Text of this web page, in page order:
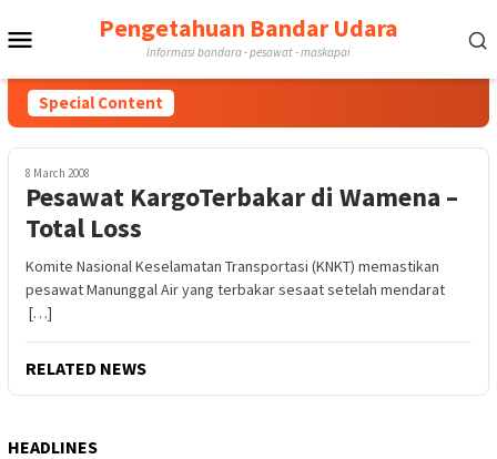
to
MobilePengetahuan Bandar Udara
Informasi bandara - pesawat - maskapai
Special Content
8 March 2008
Pesawat KargoTerbakar di Wamena –
Total Loss
Komite Nasional Keselamatan Transportasi (KNKT) memastikan
pesawat Manunggal Air yang terbakar sesaat setelah mendarat
[…]
RELATED NEWS
HEADLINES